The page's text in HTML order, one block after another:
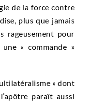
de la force contre
plus que jamais
rageusement pour
« commande »
» dont
paraît aussi